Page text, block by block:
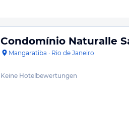
Condomínio Naturalle
Mangaratiba · Rio de Janeiro
Keine Hotelbewertungen